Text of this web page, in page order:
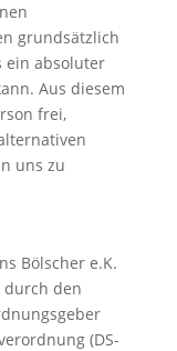
grundsätzlich
ein absoluter
Aus diesem
frei,
uns zu
Bölscher e.K.
den
(DS-